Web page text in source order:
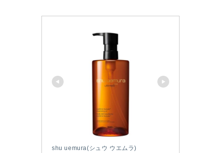
shu uemura(シュウ ウエムラ)